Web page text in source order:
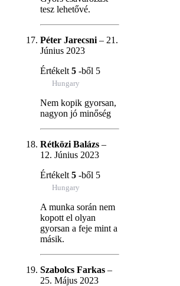
tesz lehetővé.
Péter Jarecsni – 21.
Június 2023
Értékelt 5 -ből 5
Hungary
Nem kopik gyorsan,
nagyon jó minőség
Rétközi Balázs –
12. Június 2023
Értékelt 5 -ből 5
Hungary
A munka során nem
kopott el olyan
gyorsan a feje mint a
másik.
Szabolcs Farkas –
25. Május 2023